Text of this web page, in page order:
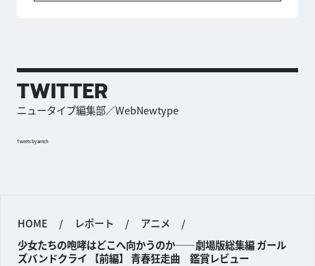
TWITTER
ニュータイプ編集部／WebNewtype
Tweets by antch
HOME / レポート / アニメ
/
少女たちの咆哮はどこへ向かうのか——劇場版総集編 ガール
ズバンドクライ 【前編】 青春狂走曲 鑑賞レビュー